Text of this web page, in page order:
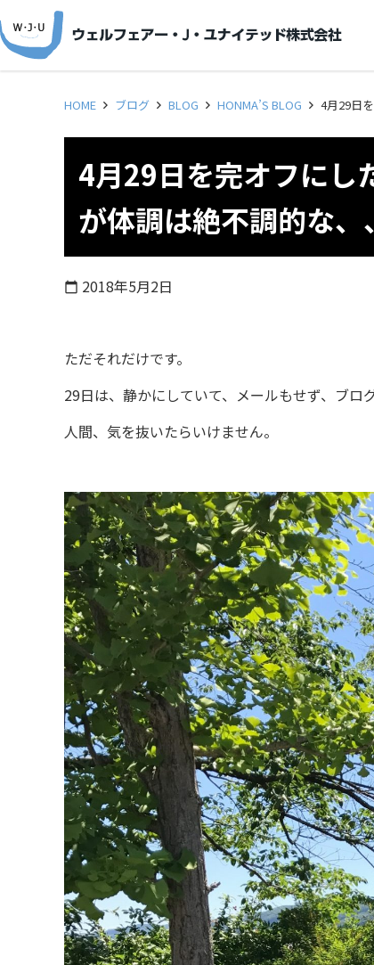
HOME ブログ BLOG HONMA’S BLOG 4月29日
4月29日を完オフにし
が体調は絶不調的な、
calendar_today 2018年5月2日
ただそれだけです。
29日は、静かにしていて、メールもせず、ブロ
人間、気を抜いたらいけません。